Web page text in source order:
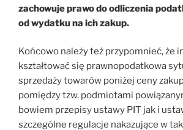
zachowuje prawo do odliczenia
od wydatku na ich zakup.
Końcowo należy też przypomnieć, że
kształtować się prawnopodatkowa
sprzedaży towarów poniżej ceny
pomiędzy tzw. podmiotami
bowiem przepisy ustawy PIT jak i
szczególne regulacje nakazujące w